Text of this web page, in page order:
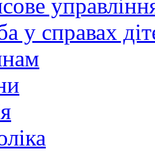
у справах